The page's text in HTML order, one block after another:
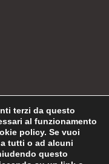
terzi da questo
al funzionamento
policy. Se vuoi
tutti o ad alcuni
questo